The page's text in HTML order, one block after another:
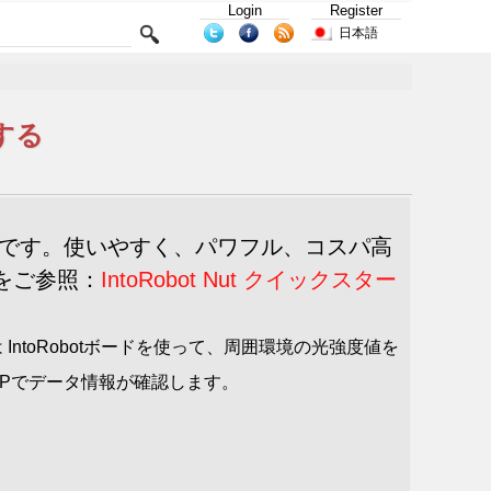
Login Register
日本語
る
す。使いやすく、パワフル、コスパ高
参照： IntoRobot Nut クイックスター
ボードを使って、周囲環境の光強度値を
データ情報が確認します。